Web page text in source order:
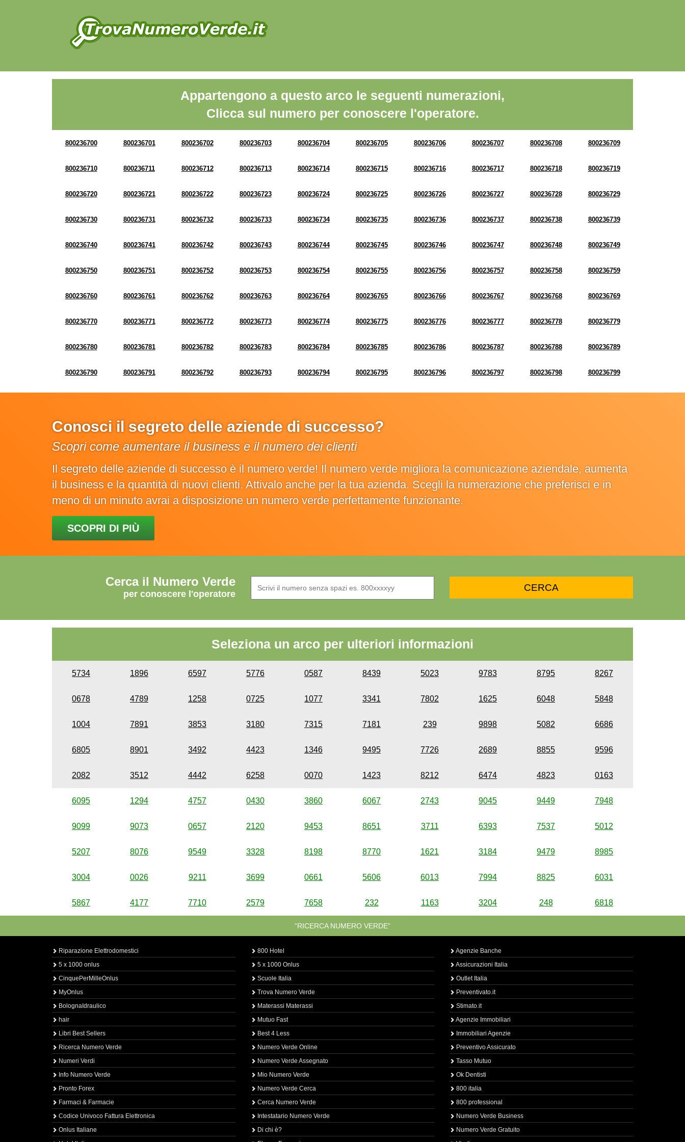
Appartengono a questo arco le seguenti numerazioni,
Clicca sul numero per conoscere l'operatore.
800236700 800236701 800236702 800236703 800236704 800236705 800236706 800236707 800236708 800236709
800236710 800236711 800236712 800236713 800236714 800236715 800236716 800236717 800236718 800236719
800236720 800236721 800236722 800236723 800236724 800236725 800236726 800236727 800236728 800236729
800236730 800236731 800236732 800236733 800236734 800236735 800236736 800236737 800236738 800236739
800236740 800236741 800236742 800236743 800236744 800236745 800236746 800236747 800236748 800236749
800236750 800236751 800236752 800236753 800236754 800236755 800236756 800236757 800236758 800236759
800236760 800236761 800236762 800236763 800236764 800236765 800236766 800236767 800236768 800236769
800236770 800236771 800236772 800236773 800236774 800236775 800236776 800236777 800236778 800236779
800236780 800236781 800236782 800236783 800236784 800236785 800236786 800236787 800236788 800236789
800236790 800236791 800236792 800236793 800236794 800236795 800236796 800236797 800236798 800236799
Conosci il segreto delle aziende di successo?
Scopri come aumentare il business e il numero dei clienti
Il segreto delle aziende di successo è il numero verde! Il numero verde migliora la comunicazione aziendale, aumenta
il business e la quantità di nuovi clienti. Attivalo anche per la tua azienda. Scegli la numerazione che preferisci e in
meno di un minuto avrai a disposizione un numero verde perfettamente funzionante.
SCOPRI DI PIÙ
Cerca il Numero Verde
per conoscere l'operatore
Seleziona un arco per ulteriori informazioni
5734 1896 6597 5776 0587 8439 5023 9783 8795 8267
0678 4789 1258 0725 1077 3341 7802 1625 6048 5848
1004 7891 3853 3180 7315 7181 239 9898 5082 6686
6805 8901 3492 4423 1346 9495 7726 2689 8855 9596
2082 3512 4442 6258 0070 1423 8212 6474 4823 0163
6095 1294 4757 0430 3860 6067 2743 9045 9449 7948
9099 9073 0657 2120 9453 8651 3711 6393 7537 5012
5207 8076 9549 3328 8198 8770 1621 3184 9479 8985
3004 0026 9211 3699 0661 5606 6013 7994 8825 6031
5867 4177 7710 2579 7658 232 1163 3204 248 6818
“RICERCA NUMERO VERDE”
Riparazione Elettrodomestici
5 x 1000 onlus
CinquePerMilleOnlus
MyOnlus
BolognaIdraulico
hair
Libri Best Sellers
Ricerca Numero Verde
Numeri Verdi
Info Numero Verde
Pronto Forex
Farmaci & Farmacie
Codice Univoco Fattura Elettronica
Onlus Italiane
800 Hotel
5 x 1000 Onlus
Scuole Italia
Trova Numero Verde
Materassi Materassi
Mutuo Fast
Best 4 Less
Numero Verde Online
Numero Verde Assegnato
Mio Numero Verde
Numero Verde Cerca
Cerca Numero Verde
Intestatario Numero Verde
Di chi è?
Agenzie Banche
Assicurazioni Italia
Outlet Italia
Preventivato.it
Stimato.it
Agenzie Immobiliari
Immobiliari Agenzie
Preventivo Assicurato
Tasso Mutuo
Ok Dentisti
800 italia
800 professional
Numero Verde Business
Numero Verde Gratuito